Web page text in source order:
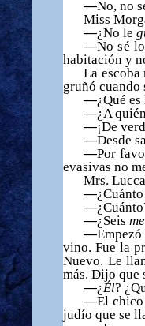
—No, no
Miss
—¿No le
—No sé
habitación y
La escoba
gruñó cuando
—¿Qué es
—¿ A quié
—¡De
—Desde
—Por
evasivas no
Mrs.
—¿Cuá
—¿Cuá
—¿Seis
—Empezó
vino. Fue la
Nuevo. Le
más. Dijo que
—¿ Él?
—El chico
judío que se